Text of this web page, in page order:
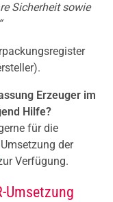
Sicherheit sowie
Erzeuger im
Hilfe?
für die
der
Verfügung.
Umsetzung